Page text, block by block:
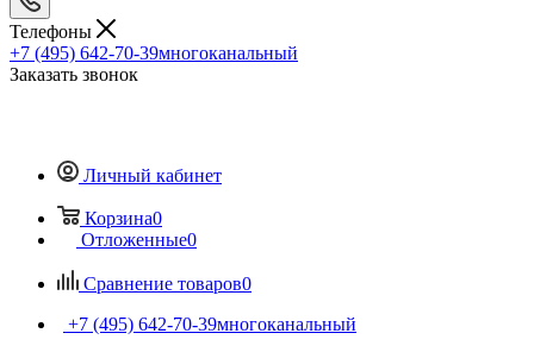
Телефоны
+7 (495) 642-70-39многоканальный
Заказать звонок
Личный кабинет
Корзина0
Отложенные0
Сравнение товаров0
+7 (495) 642-70-39многоканальный